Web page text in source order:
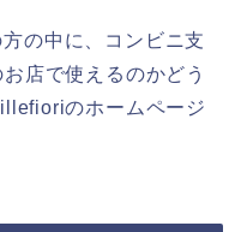
の中に、コンビニ支
店で使えるのかどう
のホームページ